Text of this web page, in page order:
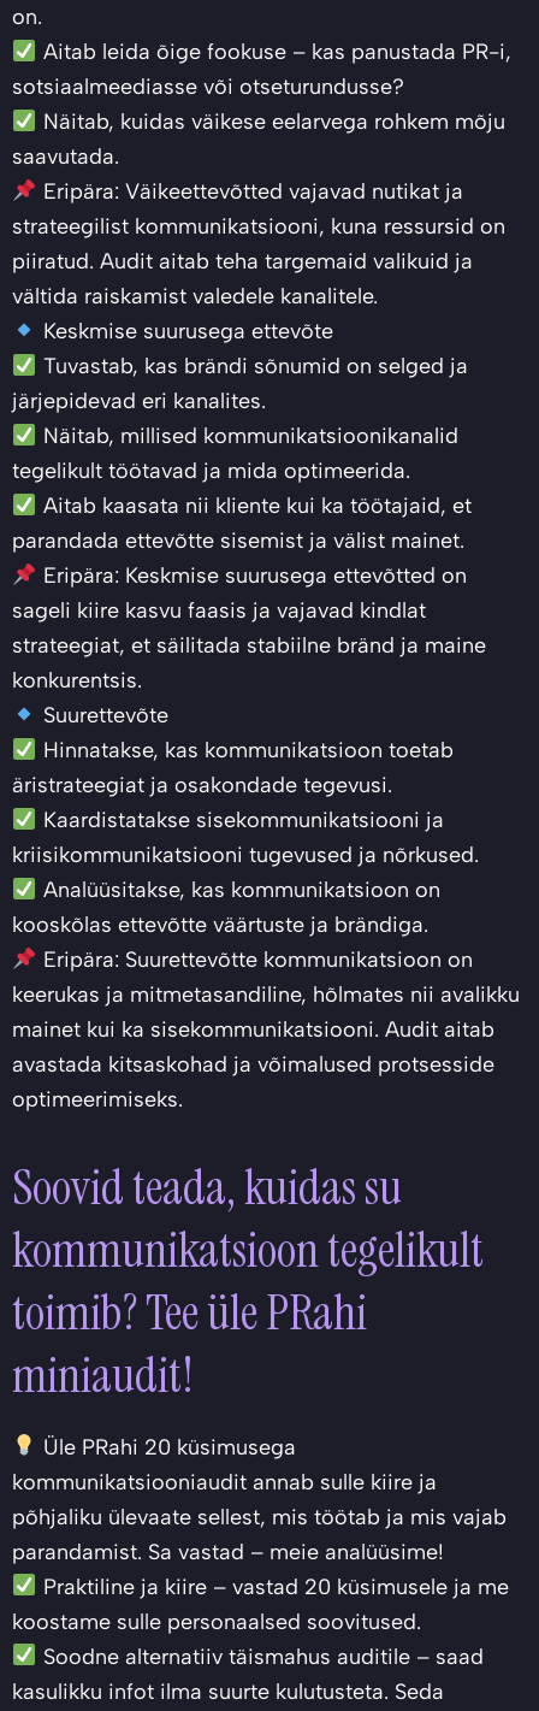
on.
Aitab leida õige fookuse – kas panustada PR-i,
sotsiaalmeediasse või otseturundusse?
Näitab, kuidas väikese eelarvega rohkem mõju
saavutada.
Eripära: Väikeettevõtted vajavad nutikat ja
strateegilist kommunikatsiooni, kuna ressursid on
piiratud. Audit aitab teha targemaid valikuid ja
vältida raiskamist valedele kanalitele.
Keskmise suurusega ettevõte
Tuvastab, kas brändi sõnumid on selged ja
järjepidevad eri kanalites.
Näitab, millised kommunikatsioonikanalid
tegelikult töötavad ja mida optimeerida.
Aitab kaasata nii kliente kui ka töötajaid, et
parandada ettevõtte sisemist ja välist mainet.
Eripära: Keskmise suurusega ettevõtted on
sageli kiire kasvu faasis ja vajavad kindlat
strateegiat, et säilitada stabiilne bränd ja maine
konkurentsis.
Suurettevõte
Hinnatakse, kas kommunikatsioon toetab
äristrateegiat ja osakondade tegevusi.
Kaardistatakse sisekommunikatsiooni ja
kriisikommunikatsiooni tugevused ja nõrkused.
Analüüsitakse, kas kommunikatsioon on
kooskõlas ettevõtte väärtuste ja brändiga.
Eripära: Suurettevõtte kommunikatsioon on
keerukas ja mitmetasandiline, hõlmates nii avalikku
mainet kui ka sisekommunikatsiooni. Audit aitab
avastada kitsaskohad ja võimalused protsesside
optimeerimiseks.
Soovid teada, kuidas su
kommunikatsioon tegelikult
toimib? Tee üle PRahi
miniaudit!
Üle PRahi 20 küsimusega
kommunikatsiooniaudit annab sulle kiire ja
põhjaliku ülevaate sellest, mis töötab ja mis vajab
parandamist. Sa vastad – meie analüüsime!
Praktiline ja kiire – vastad 20 küsimusele ja me
koostame sulle personaalsed soovitused.
Soodne alternatiiv täismahus auditile – saad
kasulikku infot ilma suurte kulutusteta. Seda